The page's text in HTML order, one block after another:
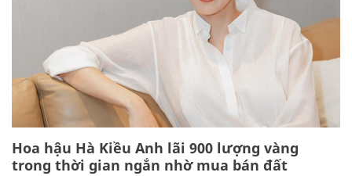
Hoa hậu Hà Kiều Anh lãi 900 lượng vàng
trong thời gian ngắn nhờ mua bán đất